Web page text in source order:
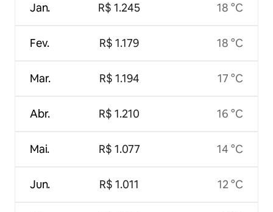
Jan.
Fev.
Mar.
Abr.
Mai.
Jun.
R$ 1.245
R$ 1.179
R$ 1.194
R$ 1.210
R$ 1.077
R$ 1.011
18 °C
18 °C
17 °C
16 °C
14 °C
12 °C